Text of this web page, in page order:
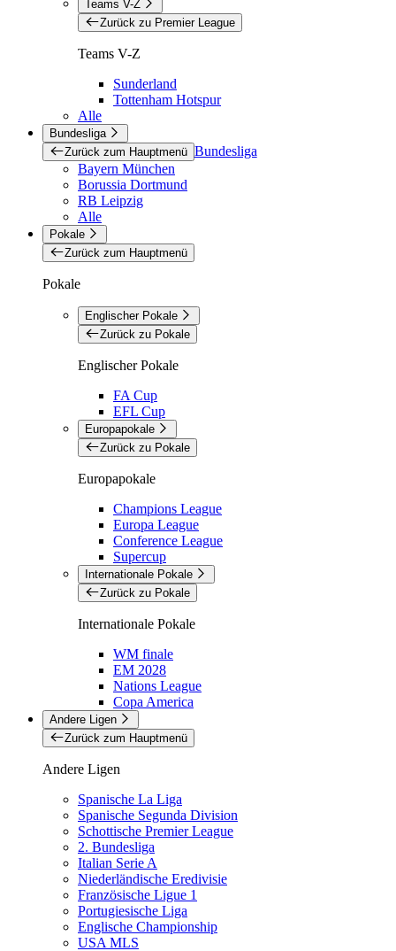
Teams V-Z
Zurück zu Premier League
Teams V-Z
Sunderland
Tottenham Hotspur
Alle
Bundesliga
Zurück zum Hauptmenü Bundesliga
Bayern München
Borussia Dortmund
RB Leipzig
Alle
Pokale
Zurück zum Hauptmenü
Pokale
Englischer Pokale
Zurück zu Pokale
Englischer Pokale
FA Cup
EFL Cup
Europapokale
Zurück zu Pokale
Europapokale
Champions League
Europa League
Conference League
Supercup
Internationale Pokale
Zurück zu Pokale
Internationale Pokale
WM finale
EM 2028
Nations League
Copa America
Andere Ligen
Zurück zum Hauptmenü
Andere Ligen
Spanische La Liga
Spanische Segunda Division
Schottische Premier League
2. Bundesliga
Italian Serie A
Niederländische Eredivisie
Französische Ligue 1
Portugiesische Liga
Englische Championship
USA MLS